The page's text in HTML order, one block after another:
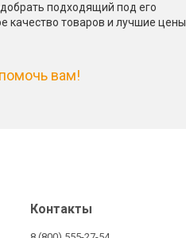
подходящий под его
качество товаров и лучшие цены
вам!
Контакты